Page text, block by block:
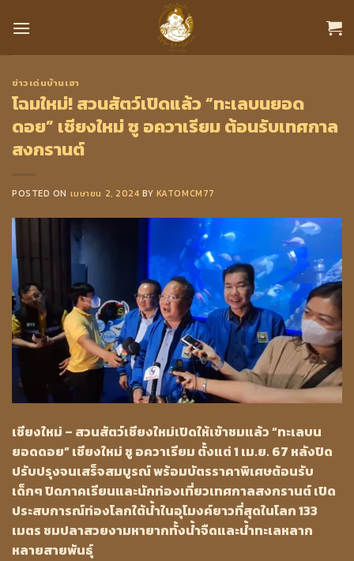
ข่าวเด่นบ้านเฮา
โฉมใหม่! สวนสัตว์เปิดแล้ว “ทะเลบนยอด
ดอย” เชียงใหม่ ซู อควาเรียม ต้อนรับเทศกาล
สงกรานต์
POSTED ON เมษายน 2, 2024 BY KATOMCM77
เชียงใหม่ – สวนสัตว์เชียงใหม่เปิดให้เข้าชมแล้ว “ทะเลบน
ยอดดอย” เชียงใหม่ ซู อควาเรียม ตั้งแต่ 1 เม.ย. 67 หลังปิด
ปรับปรุงจนเสร็จสมบูรณ์ พร้อมบัตรราคาพิเศษต้อนรับ
เด็กๆ ปิดภาคเรียนและนักท่องเที่ยวเทศกาลสงกรานต์ เปิด
ประสบการณ์ท่องโลกใต้น้ำในอุโมงค์ยาวที่สุดในโลก 133
เมตร ชมปลาสวยงามหายากทั้งน้ำจืดและน้ำทะเลหลาก
หลายสายพันธุ์